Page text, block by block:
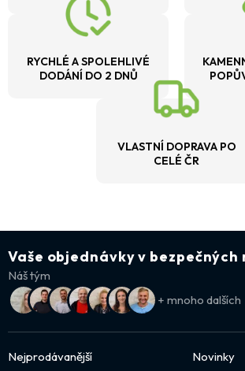
RYCHLÉ A SPOLEHLIVÉ
DODÁNÍ DO 2 DNŮ
VLASTNÍ DOPRAVA PO
CELÉ ČR
Vaše objednávky v bezpečných
Náš tým
+ mnoho dalších
Nejprodávanější Novinky